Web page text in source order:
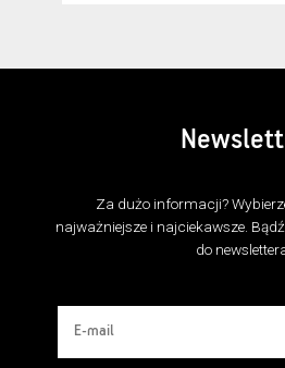
Za dużo informacji?
najważniejsze i najciekawsze.
do